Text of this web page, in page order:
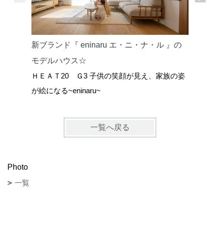
新ブランド『 eninaru エ・ニ・ナ・ル 』の
モデルハウス☆
ＨＥＡＴ20 Ｇ3 子供の笑顔が見え、家族の姿
が絵になる~eninaru~
一覧へ戻る
Photo
一覧